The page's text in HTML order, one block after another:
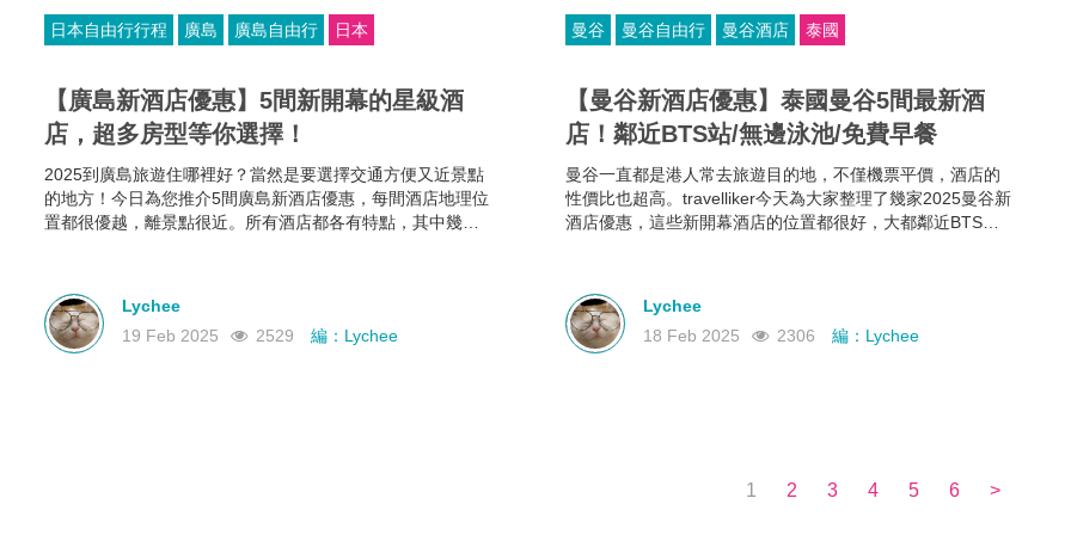
日本自由行行程 廣島 廣島自由行 日本
【廣島新酒店優惠】5間新開幕的星級酒
店，超多房型等你選擇！
2025到廣島旅遊住哪裡好？當然是要選擇交通方便又近景點
的地方！今日為您推介5間廣島新酒店優惠，每間酒店地理位
置都很優越，離景點很近。所有酒店都各有特點，其中幾間
要啦~
Lychee
19 Feb 2025
2529 編：Lychee
曼谷 曼谷自由行 曼谷酒店 泰國
【曼谷新酒店優惠】泰國曼谷5間最新酒
店！鄰近BTS站/無邊泳池/免費早餐
曼谷一直都是港人常去旅遊目的地，不僅機票平價，酒店的
性價比也超高。travelliker今天為大家整理了幾家2025曼谷新
酒店優惠，這些新開幕酒店的位置都很好，大都鄰近BTS站
酒吧樂隊、陽光露台、藝術墻畫......不如來看看有沒有合你心
意的曼谷新酒店吧！
Lychee
18 Feb 2025
2306 編：Lychee
1 2 3 4 5 6 >